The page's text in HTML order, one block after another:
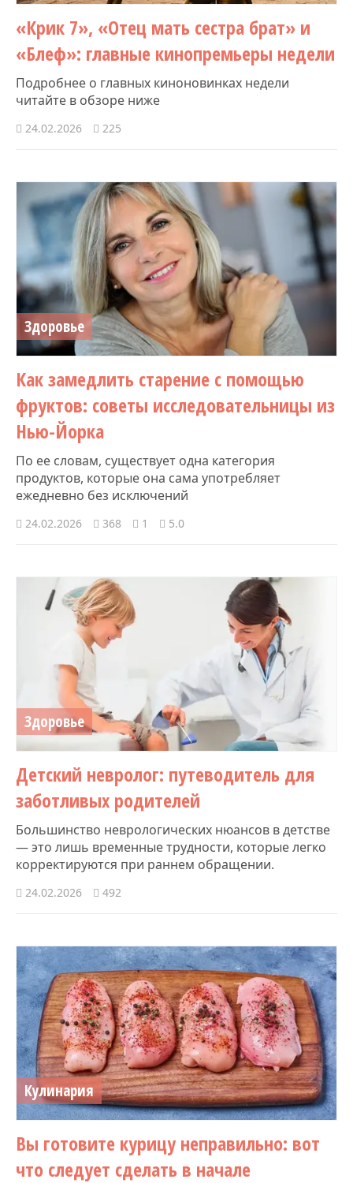
«Крик 7», «Отец мать сестра брат» и
«Блеф»: главные кинопремьеры недели
Подробнее о главных киноновинках недели
читайте в обзоре ниже
24.02.2026 225
Здоровье
Как замедлить старение с помощью
фруктов: советы исследовательницы из
Нью-Йорка
По ее словам, существует одна категория
продуктов, которые она сама употребляет
ежедневно без исключений
24.02.2026 368 1 5.0
Здоровье
Детский невролог: путеводитель для
заботливых родителей
Большинство неврологических нюансов в детстве
— это лишь временные трудности, которые легко
корректируются при раннем обращении.
24.02.2026 492
Кулинария
Вы готовите курицу неправильно: вот
что следует сделать в начале